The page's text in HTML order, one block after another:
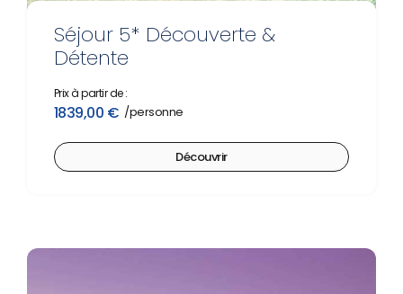
Séjour 5* Découverte &
Détente
Prix à partir de :
1839,00 €
Découvrir